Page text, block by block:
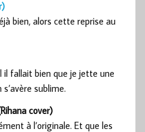
bien, alors cette reprise au
il fallait bien que je jette une
sublime.
cover)
à l’originale. Et que les